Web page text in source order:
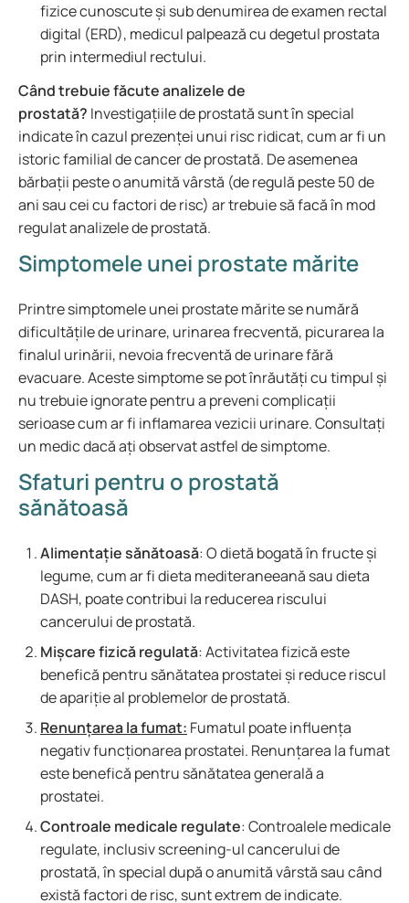
fizice cunoscute și sub denumirea de examen rectal
digital (ERD), medicul palpează cu degetul prostata
prin intermediul rectului.
Când trebuie făcute analizele de
prostată? Investigațiile de prostată sunt în special
indicate în cazul prezenței unui risc ridicat, cum ar fi un
istoric familial de cancer de prostată. De asemenea
bărbații peste o anumită vârstă (de regulă peste 50 de
ani sau cei cu factori de risc) ar trebuie să facă în mod
regulat analizele de prostată.
Simptomele unei prostate mărite
Printre simptomele unei prostate mărite se numără
dificultățile de urinare, urinarea frecventă, picurarea la
finalul urinării, nevoia frecventă de urinare fără
evacuare. Aceste simptome se pot înrăutăți cu timpul și
nu trebuie ignorate pentru a preveni complicații
serioase cum ar fi inflamarea vezicii urinare. Consultați
un medic dacă ați observat astfel de simptome.
Sfaturi pentru o prostată
sănătoasă
Alimentație sănătoasă: O dietă bogată în fructe și
legume, cum ar fi dieta mediteraneeană sau dieta
DASH, poate contribui la reducerea riscului
cancerului de prostată.
Mișcare fizică regulată: Activitatea fizică este
benefică pentru sănătatea prostatei și reduce riscul
de apariție al problemelor de prostată.
Renunțarea la fumat: Fumatul poate influența
negativ funcționarea prostatei. Renunțarea la fumat
este benefică pentru sănătatea generală a
prostatei.
Controale medicale regulate: Controalele medicale
regulate, inclusiv screening-ul cancerului de
prostată, în special după o anumită vârstă sau când
există factori de risc, sunt extrem de indicate.